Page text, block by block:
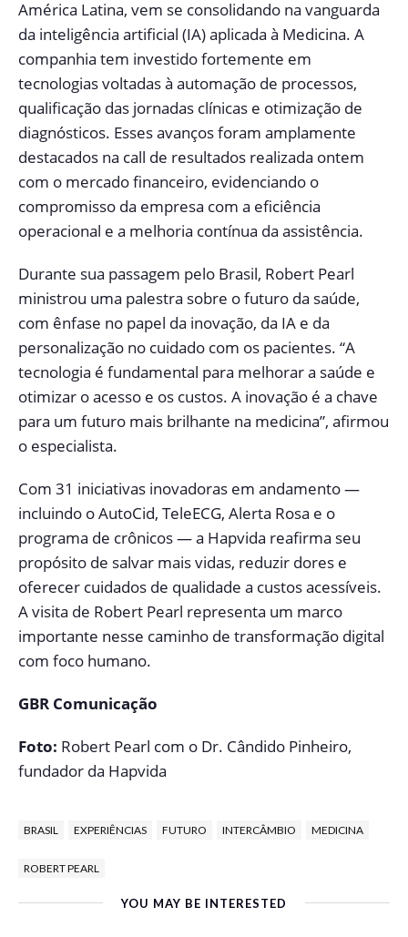
América Latina, vem se consolidando na vanguarda
da inteligência artificial (IA) aplicada à Medicina. A
companhia tem investido fortemente em
tecnologias voltadas à automação de processos,
qualificação das jornadas clínicas e otimização de
diagnósticos. Esses avanços foram amplamente
destacados na call de resultados realizada ontem
com o mercado financeiro, evidenciando o
compromisso da empresa com a eficiência
operacional e a melhoria contínua da assistência.
Durante sua passagem pelo Brasil, Robert Pearl
ministrou uma palestra sobre o futuro da saúde,
com ênfase no papel da inovação, da IA e da
personalização no cuidado com os pacientes. “A
tecnologia é fundamental para melhorar a saúde e
otimizar o acesso e os custos. A inovação é a chave
para um futuro mais brilhante na medicina”, afirmou
o especialista.
Com 31 iniciativas inovadoras em andamento —
incluindo o AutoCid, TeleECG, Alerta Rosa e o
programa de crônicos — a Hapvida reafirma seu
propósito de salvar mais vidas, reduzir dores e
oferecer cuidados de qualidade a custos acessíveis.
A visita de Robert Pearl representa um marco
importante nesse caminho de transformação digital
com foco humano.
GBR Comunicação
Foto: Robert Pearl com o Dr. Cândido Pinheiro,
fundador da Hapvida
BRASIL EXPERIÊNCIAS FUTURO INTERCÂMBIO MEDICINA
ROBERT PEARL
YOU MAY BE INTERESTED